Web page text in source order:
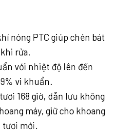
nóng PTC giúp chén bát
rửa.
với nhiệt độ lên đến
vi khuẩn.
168 giờ, dẫn lưu không
máy, giữ cho khoang
tươi mới.